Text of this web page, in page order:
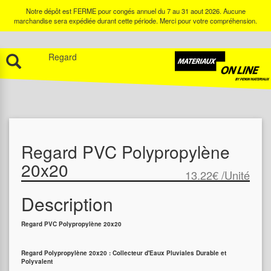
Notre dépôt est FERME pour congés annuel du 7 au 31 aout 2026. Aucune
marchandise sera expédiée durant cette période. Merci pour votre compréhension.
Regard
Regard PVC Polypropylène
20x20 13.22€/Unité
Description
Regard PVC Polypropylène 20x20
Regard Polypropylène 20x20 : Collecteur d'Eaux Pluviales Durable et
Polyvalent